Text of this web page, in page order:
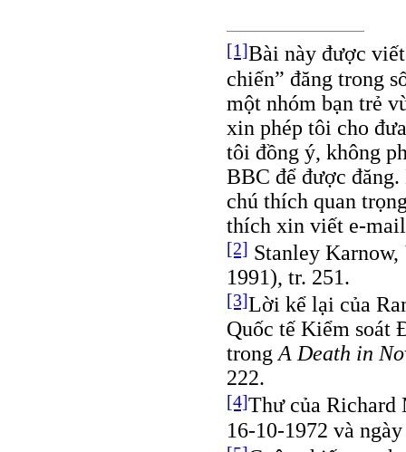
[1]Bài này được
chiến” đăng trong
một nhóm bạn trẻ
xin phép tôi cho
tôi đồng ý, không
BBC để được
chú thích quan
thích xin viết e-
[2] Stanley Karnow,
1991), tr. 251.
[3]Lời kể lại của
Quốc tế Kiểm soát
trongA Death in
222.
[4]Thư của Richard
16-10-1972 và